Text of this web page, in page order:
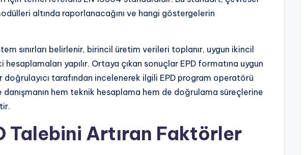
altında raporlanacağını ve hangi göstergelerin
sınırları belirlenir, birincil üretim verileri toplanır, uygun ikincil
yapılır. Ortaya çıkan sonuçlar EPD formatına uygun
doğrulayıcı tarafından incelenerek ilgili EPD program operatörü
danışmanın hem teknik hesaplama hem de doğrulama süreçlerine
Talebini Artıran Faktörler